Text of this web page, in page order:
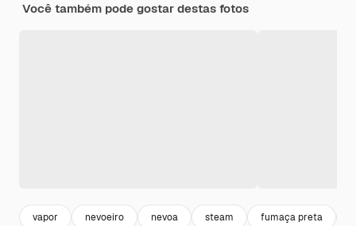
Você também pode gostar destas fotos
vapor nevoeiro nevoa steam fumaça preta